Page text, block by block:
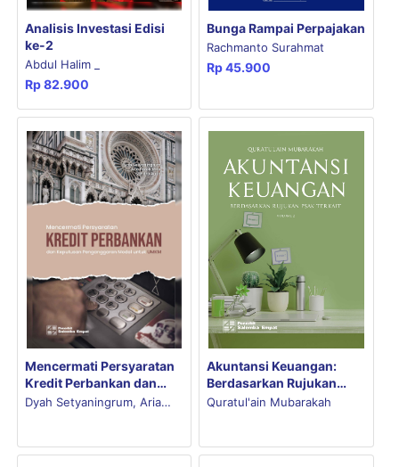
Analisis Investasi Edisi
ke-2
Abdul Halim _
Rp82.900
Bunga Rampai Perpajakan
Rachmanto Surahmat
Rp45.900
Mencermati Persyaratan
Kredit Perbankan dan
Keputusan Penganggaran
Dyah Setyaningrum, Aria
Zanny
Akuntansi Keuangan:
Berdasarkan Rujukan
PSAK Terkait Volume 2
Quratul'ain Mubarakah